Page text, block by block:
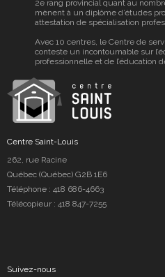
2e rang provincial quant au
mènent à un diplôme d’études
attestation de spécialisation
Avec 10 centres, le Centre de
conteste un incontournable sur
professionnelle et de l’éducation
Centre Saint-Louis
262, rue Racine
Québec (Québec) G2B 1E6
Téléphone : 418 686-4663
Télécopieur : 418 847-7255
Suivez-nous